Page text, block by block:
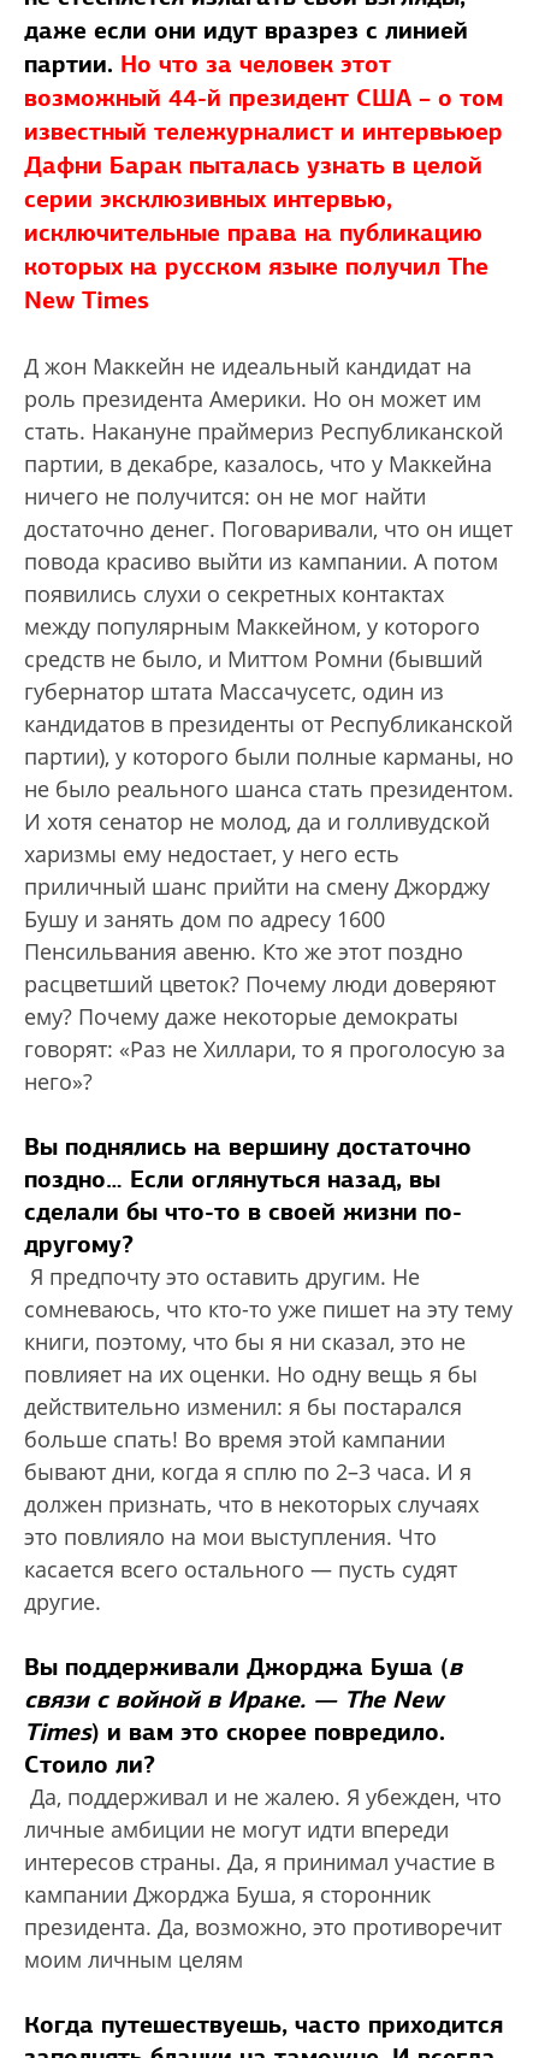
даже если они идут вразрез с линией
партии. Но что за человек этот
возможный 44-й президент США – о том
известный тележурналист и интервьюер
Дафни Барак пыталась узнать в целой
серии эксклюзивных интервью,
исключительные права на публикацию
которых на русском языке получил The
New Times
Д жон Маккейн не идеальный кандидат на
роль президента Америки. Но он может им
стать. Накануне праймериз Республиканской
партии, в декабре, казалось, что у Маккейна
ничего не получится: он не мог найти
достаточно денег. Поговаривали, что он ищет
повода красиво выйти из кампании. А потом
появились слухи о секретных контактах
между популярным Маккейном, у которого
средств не было, и Миттом Ромни (бывший
губернатор штата Массачусетс, один из
кандидатов в президенты от Республиканской
партии), у которого были полные карманы, но
не было реального шанса стать президентом.
И хотя сенатор не молод, да и голливудской
харизмы ему недостает, у него есть
приличный шанс прийти на смену Джорджу
Бушу и занять дом по адресу 1600
Пенсильвания авеню. Кто же этот поздно
расцветший цветок? Почему люди доверяют
ему? Почему даже некоторые демократы
говорят: «Раз не Хиллари, то я проголосую за
него»?
Вы поднялись на вершину достаточно
поздно… Если оглянуться назад, вы
сделали бы что-то в своей жизни по-
другому?
Я предпочту это оставить другим. Не
сомневаюсь, что кто-то уже пишет на эту тему
книги, поэтому, что бы я ни сказал, это не
повлияет на их оценки. Но одну вещь я бы
действительно изменил: я бы постарался
больше спать! Во время этой кампании
бывают дни, когда я сплю по 2–3 часа. И я
должен признать, что в некоторых случаях
это повлияло на мои выступления. Что
касается всего остального — пусть судят
другие.
Вы поддерживали Джорджа Буша (в
связи с войной в Ираке. — The New
Times) и вам это скорее повредило.
Стоило ли?
Да, поддерживал и не жалею. Я убежден, что
личные амбиции не могут идти впереди
интересов страны. Да, я принимал участие в
кампании Джорджа Буша, я сторонник
президента. Да, возможно, это противоречит
моим личным целям
Когда путешествуешь, часто приходится